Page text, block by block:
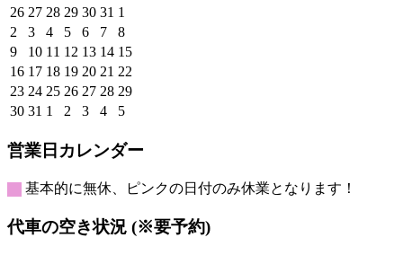
曜
日
曜
日
曜
日
曜
日
曜
日
曜
日
262026
年
7
月
26
日
272026
年
7
月
27
日
282026
年
7
月
28
日
292026
年
7
月
29
日
302026
年
7
月
30
日
31 2026
年
7
月
31
日
1
8
月
1
日
2 2026
年
8
月
2
日
32026
年
8
月
3
日
42026
年
8
月
4
日
52026
年
8
月
5
日
62026
年
8
月
6
日
72026
年
8
月
7
日
82026
年
8
月
8
日
92026
年
8
月
9
日
102026
年
8
月
10
日
11 2026
年
8
月
11
12 2026
年
8
月
12
132026
年
8
月
13
142026
年
8
月
14
日
152026
8
162026
年
8
16
日
172026
年
8
17
日
182026
年
8
18
日
192026
年
8
19
日
202026
年
8
20
日
21 2026
年
8
21
日
22
年
232026
年
月
23
日
242026
年
月
24
日
252026
年
月
25
日
262026
年
月
26
日
272026
年
月
27
日
282026
年
月
28
292026
日
302026
8
月
30
日
31 2026
8
月
31
日
1 2026
9
月
1
日
2 2026
9
月
2
日
32026
9
月
3
日
42026
9
月
4
日
52026
9
5
日
営業日カレンダー
基本的に無休、ピンクの日付のみ休業となります！
代車の空き状況 (※要予約)